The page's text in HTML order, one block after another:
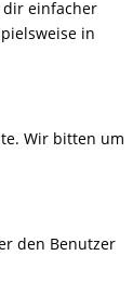
dir einfacher
in
Wir bitten um
den Benutzer